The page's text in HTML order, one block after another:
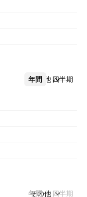
年間 四半期
その他
年間 四半期
その他